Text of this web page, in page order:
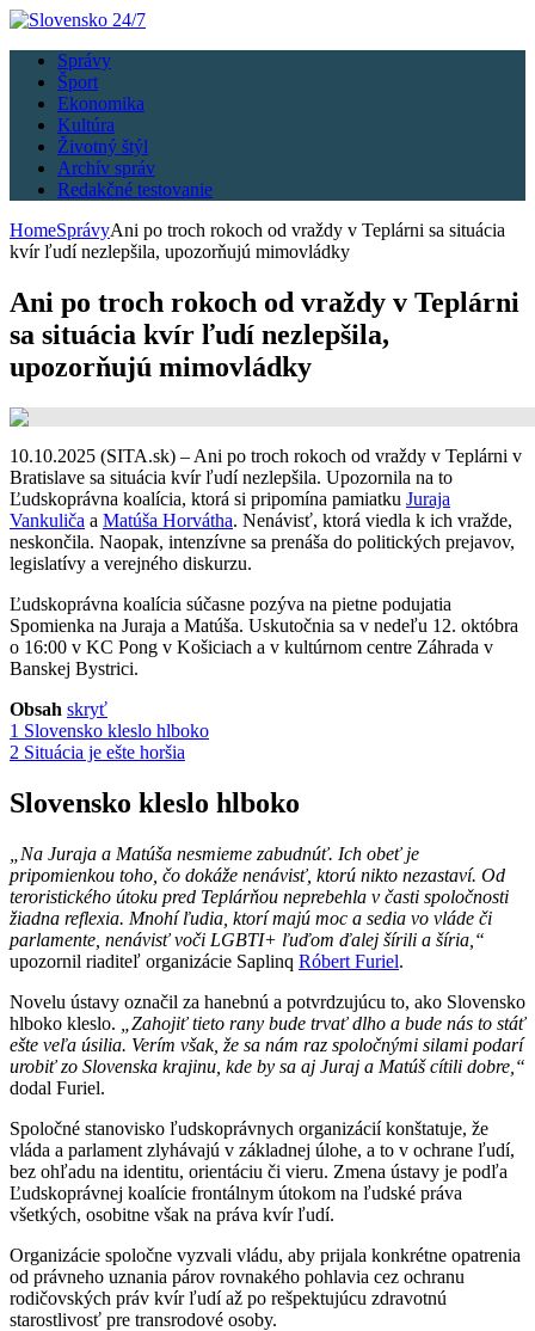
Správy
Šport
Ekonomika
Kultúra
Životný štýl
Archív správ
Redakčné testovanie
HomeSprávyAni po troch rokoch od vraždy v Teplárni sa situácia
kvír ľudí nezlepšila, upozorňujú mimovládky
Ani po troch rokoch od vraždy v Teplárni
sa situácia kvír ľudí nezlepšila,
upozorňujú mimovládky
10.10.2025 (SITA.sk) – Ani po troch rokoch od vraždy v Teplárni v
Bratislave sa situácia kvír ľudí nezlepšila. Upozornila na to
Ľudskoprávna koalícia, ktorá si pripomína pamiatku Juraja
Vankuliča a Matúša Horvátha. Nenávisť, ktorá viedla k ich vražde,
neskončila. Naopak, intenzívne sa prenáša do politických prejavov,
legislatívy a verejného diskurzu.
Ľudskoprávna koalícia súčasne pozýva na pietne podujatia
Spomienka na Juraja a Matúša. Uskutočnia sa v nedeľu 12. októbra
o 16:00 v KC Pong v Košiciach a v kultúrnom centre Záhrada v
Banskej Bystrici.
Obsah skryť
1 Slovensko kleslo hlboko
2 Situácia je ešte horšia
Slovensko kleslo hlboko
„Na Juraja a Matúša nesmieme zabudnúť. Ich obeť je
pripomienkou toho, čo dokáže nenávisť, ktorú nikto nezastaví. Od
teroristického útoku pred Teplárňou neprebehla v časti spoločnosti
žiadna reflexia. Mnohí ľudia, ktorí majú moc a sedia vo vláde či
parlamente, nenávisť voči LGBTI+ ľuďom ďalej šírili a šíria,“
upozornil riaditeľ organizácie Saplinq Róbert Furiel.
Novelu ústavy označil za hanebnú a potvrdzujúcu to, ako Slovensko
hlboko kleslo.
„Zahojiť tieto rany bude trvať dlho a bude nás to stáť
ešte veľa úsilia. Verím však, že sa nám raz spoločnými silami podarí
urobiť zo Slovenska krajinu, kde by sa aj Juraj a Matúš cítili dobre,“
dodal Furiel.
Spoločné stanovisko ľudskoprávnych organizácií konštatuje, že
vláda a parlament zlyhávajú v základnej úlohe, a to v ochrane ľudí,
bez ohľadu na identitu, orientáciu či vieru. Zmena ústavy je podľa
Ľudskoprávnej koalície frontálnym útokom na ľudské práva
všetkých, osobitne však na práva kvír ľudí.
Organizácie spoločne vyzvali vládu, aby prijala konkrétne opatrenia
od právneho uznania párov rovnakého pohlavia cez ochranu
rodičovských práv kvír ľudí až po rešpektujúcu zdravotnú
starostlivosť pre transrodové osoby.